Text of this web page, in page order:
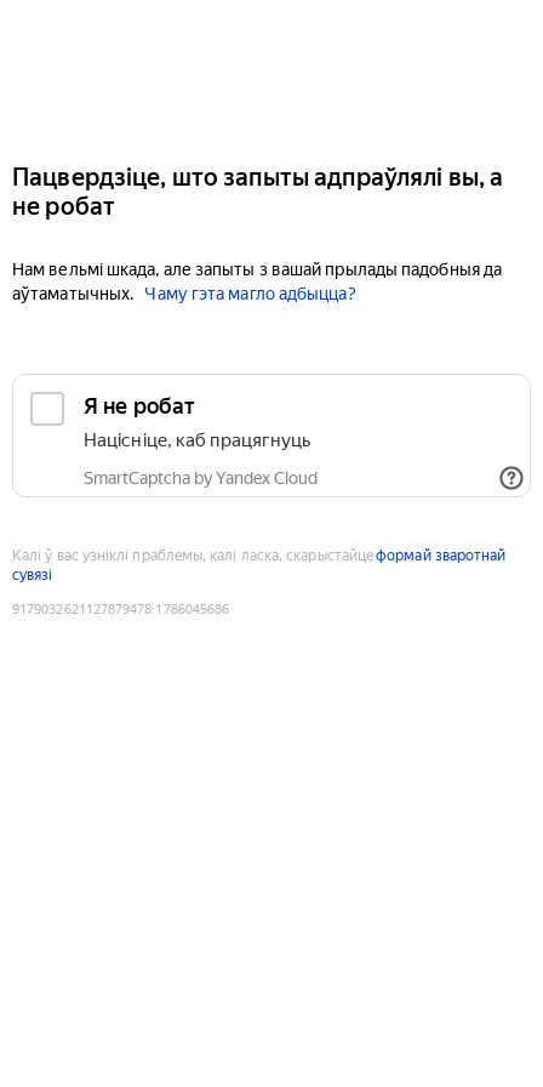
Пацвердзіце, што запыты адпраўлялі вы, а
не робат
Нам вельмі шкада, але запыты з вашай прылады падобныя да
аўтаматычных.
Чаму гэта магло адбыцца?
Я не робат
Націсніце, каб працягнуць
SmartCaptcha by Yandex Cloud
Калі ў вас узніклі праблемы, калі ласка, скарыстайцеформай зваротнай
сувязі
9179032621127879478:1786045686